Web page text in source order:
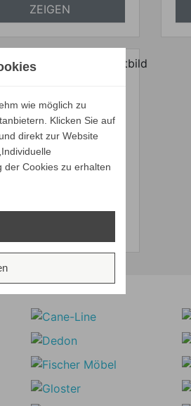
ZEIGEN
KOS Teak Liege
ab
Preis
2.515,00 €
Preise inkl. ges. MwSt.
absolut
ALLE VARIANTEN
wie möglich zu
Klicken Sie auf
direkt zur Website
der Cookies zu erhalten